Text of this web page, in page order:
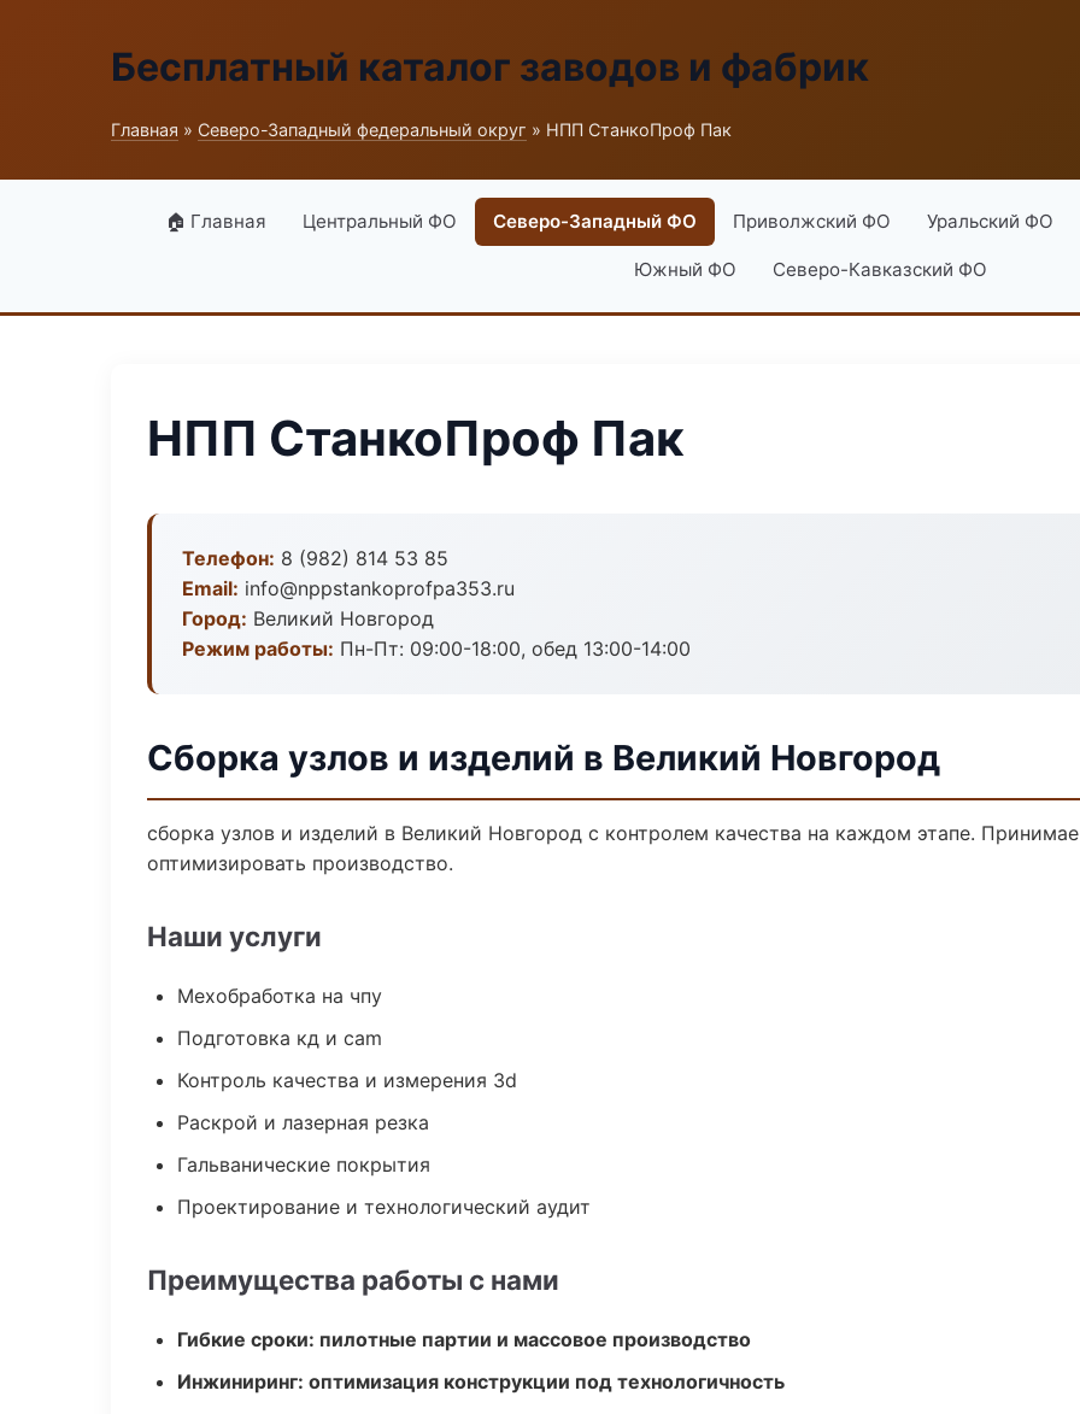
Бесплатный каталог заводов и фабрик
Главная » Северо-Западный федеральный округ » НПП СтанкоПроф Пак
🏠 Главная Центральный ФО Северо-Западный ФО Приволжский ФО Уральский ФО
Южный ФО Северо-Кавказский ФО
НПП СтанкоПроф Пак
Телефон: 8 (982) 814 53 85
Email: info@nppstankoprofpa353.ru
Город: Великий Новгород
Режим работы: Пн-Пт: 09:00-18:00, обед 13:00-14:00
Сборка узлов и изделий в Великий Новгород
сборка узлов и изделий в Великий Новгород с контролем качества на каждом этапе.
оптимизировать производство.
Наши услуги
Мехобработка на чпу
Подготовка кд и cam
Контроль качества и измерения 3d
Раскрой и лазерная резка
Гальванические покрытия
Проектирование и технологический аудит
Преимущества работы с нами
Гибкие сроки: пилотные партии и массовое производство
Инжиниринг: оптимизация конструкции под технологичность